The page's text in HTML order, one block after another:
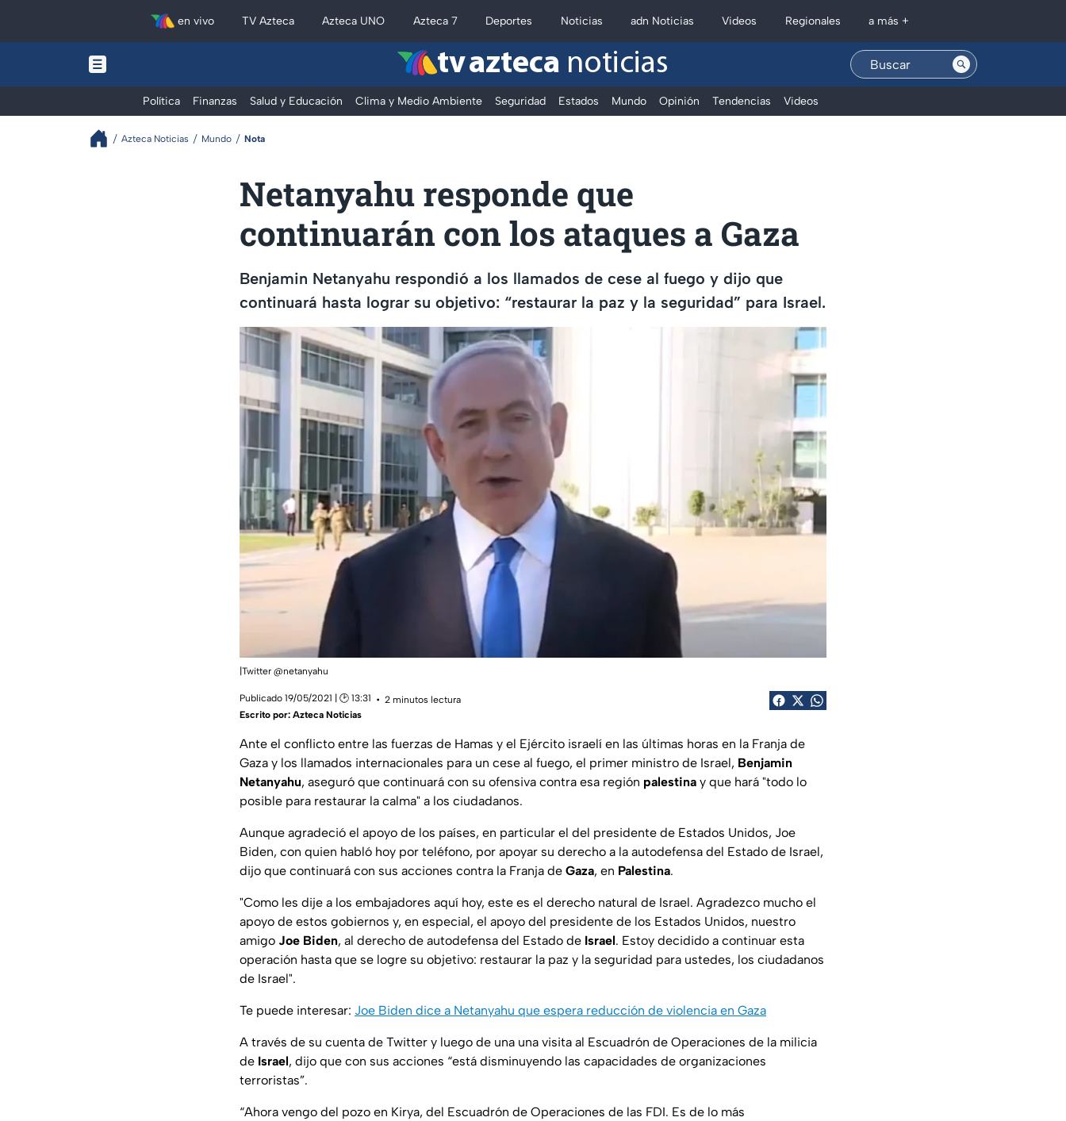
en vivo TV Azteca Azteca UNO Azteca 7 Deportes Noticias adn Noticias Videos Regionales a más +
tv azteca noticias
Política Finanzas Salud y Educación Clima y Medio Ambiente Seguridad Estados Mundo Opinión Tendencias Videos
Azteca Noticias Mundo Nota
Netanyahu responde que
continuarán con los ataques a Gaza
Benjamin Netanyahu respondió a los llamados de cese al fuego y dijo que
continuará hasta lograr su objetivo: “restaurar la paz y la seguridad” para Israel.
|Twitter @netanyahu
Publicado 19/05/2021 | 🕑 13:31
2 minutos lectura
Escrito por: Azteca Noticias
Ante el conflicto entre las fuerzas de Hamas y el Ejército israelí en las últimas horas en la Franja de
Gaza y los llamados internacionales para un cese al fuego, el primer ministro de Israel, Benjamin
Netanyahu, aseguró que continuará con su ofensiva contra esa región palestina y que hará "todo lo
posible para restaurar la calma" a los ciudadanos.
Aunque agradeció el apoyo de los países, en particular el del presidente de Estados Unidos, Joe
Biden, con quien habló hoy por teléfono, por apoyar su derecho a la autodefensa del Estado de Israel,
dijo que continuará con sus acciones contra la Franja de Gaza, en Palestina.
"Como les dije a los embajadores aquí hoy, este es el derecho natural de Israel. Agradezco mucho el
apoyo de estos gobiernos y, en especial, el apoyo del presidente de los Estados Unidos, nuestro
amigo Joe Biden, al derecho de autodefensa del Estado de Israel. Estoy decidido a continuar esta
operación hasta que se logre su objetivo: restaurar la paz y la seguridad para ustedes, los ciudadanos
de Israel".
Te puede interesar: Joe Biden dice a Netanyahu que espera reducción de violencia en Gaza
A través de su cuenta de Twitter y luego de una una visita al Escuadrón de Operaciones de la milicia
de Israel, dijo que con sus acciones “está disminuyendo las capacidades de organizaciones
terroristas”.
“Ahora vengo del pozo en Kirya, del Escuadrón de Operaciones de las FDI. Es de lo más